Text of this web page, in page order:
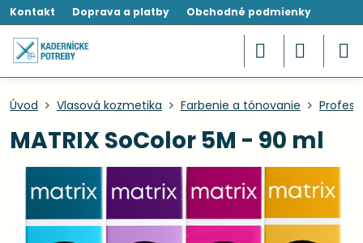
Kontakt Doprava a platby Obchodné podmienky
Úvod Vlasová kozmetika Farbenie a tónovanie
MATRIX SoColor 5M - 90 ml